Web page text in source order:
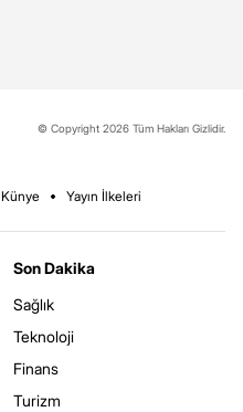
© Copyright 2026 Tüm Hakları Gizlidir.
Künye Yayın İlkeleri
Son Dakika
Sağlık
Teknoloji
Finans
Turizm